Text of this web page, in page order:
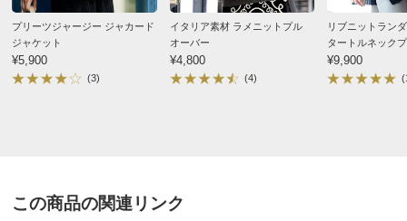
プリーツジャージー ジャカード
ジャケット
¥5,900
(3)
イタリア素材 ラメニットプル
オーバー
¥4,800
(4)
リブニットラン
タートルネック
¥9,900
この商品の関連リンク